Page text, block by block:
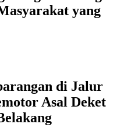
yang
di Jalur
Asal Deket